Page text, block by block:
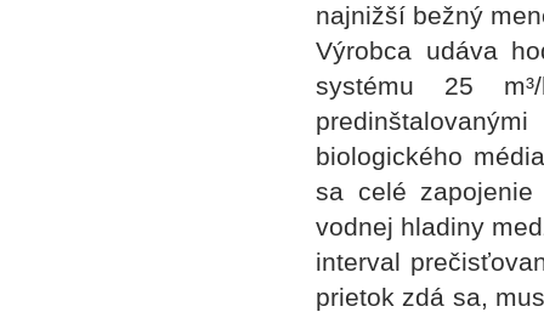
najnižší bežný
Výrobca udáva
systému 25
biologického
sa celé zapojenie
vodnej hladiny
interval
prietok zdá sa,